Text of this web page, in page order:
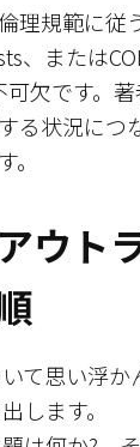
理規範に従
、または
欠です。
る状況につ
ウト
て思い浮か
します。